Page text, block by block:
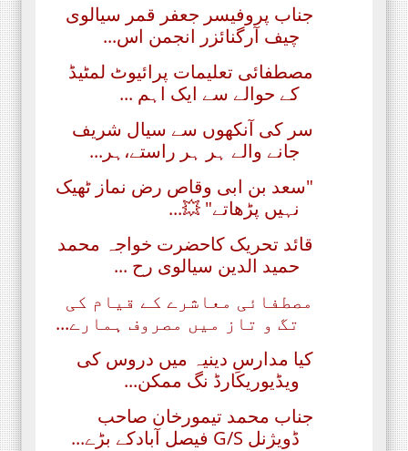
جناب پروفیسر جعفر قمر سیالوی
چیف آرگنائزر انجمن اس...
مصطفائی تعلیمات پرائیوٹ لمٹیڈ
کے حوالے سے ایک اہم ...
سر کی آنکھوں سے سیال شریف
جانے والے ہر ہر راستے،ہر...
"سعد بن ابی وقاص رض نماز ٹھیک
نہیں پڑھاتے" 💥...
قائد تحریک کاحضرت خواجہ محمد
حمید الدین سیالوی رح ...
مصطفائی معاشرے کے قیام کی
تگ و تاز میں مصروف ہمارے...
کیا مدارسِ دینیہ میں دروس کی
ویڈیوریکارڈ نگ ممکن...
جناب محمد تیمورخان صاحب
ڈویژنل G/S فیصل آبادکے بڑے...